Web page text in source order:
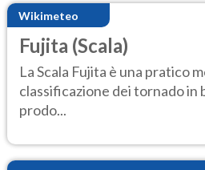
Wikimeteo
Fujita (Scala)
La Scala Fujita è una pratico
classificazione dei tornado in
prodo...